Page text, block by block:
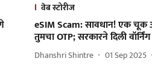
वेब स्टोरीज
eSIM Scam: सावधान! एक चूक
तुमचा OTP; सरकारने दिली वॉर्निंग
Dhanshri Shintre 01 Sep 2025